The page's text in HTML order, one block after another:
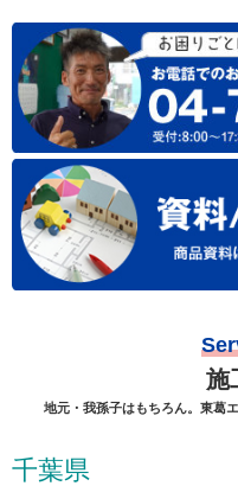
施
地元・我孫子はもちろん。東葛
千葉県